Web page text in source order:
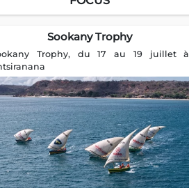
Sookany Trophy
Trophy, du 17 au 19 juillet à